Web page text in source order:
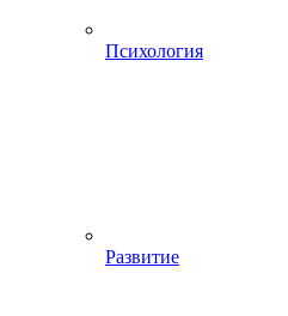
Психология
Развитие